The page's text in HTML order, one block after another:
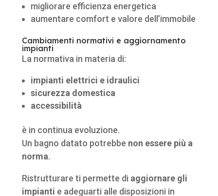
migliorare efficienza energetica
aumentare comfort e valore dell’immobile
Cambiamenti normativi e aggiornamento
impianti
La normativa in materia di:
impianti elettrici e idraulici
sicurezza domestica
accessibilità
è in continua evoluzione.
Un bagno datato potrebbe non essere più a
norma.
Ristrutturare ti permette di aggiornare gli
impianti e adeguarti alle disposizioni in